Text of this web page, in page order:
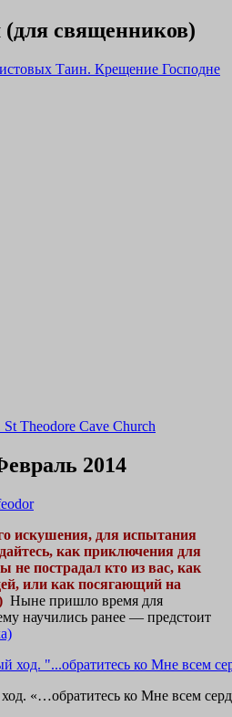
священников)
Theodore Cave Church
2014
искушения, для испытания
как приключения для
не пострадал кто из вас, как
или как посягающий на
Ныне пришло время для
научились ранее — предстоит
«…обратитесь ко Мне всем